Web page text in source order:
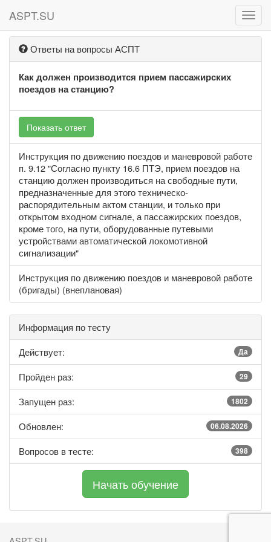
ASPT.SU
Ответы на вопросы АСПТ
Как должен производится прием пассажирских
поездов на станцию?
Показать ответ
Инструкция по движению поездов и маневровой работе
п. 9.12 "Согласно пункту 16.6 ПТЭ, прием поездов на
станцию должен производиться на свободные пути,
предназначенные для этого техническо-
распорядительным актом станции, и только при
открытом входном сигнале, а пассажирских поездов,
кроме того, на пути, оборудованные путевыми
устройствами автоматической локомотивной
сигнализации"
Инструкция по движению поездов и маневровой работе
(бригады) (внеплановая)
Информация по тесту
Действует:
Да
Пройден раз: 29
Запущен раз: 1802
Обновлен: 06.08.2026
Вопросов в тесте: 398